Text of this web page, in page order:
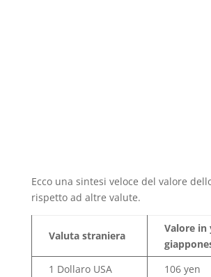
Ecco una sintesi veloce del valore
rispetto ad altre valute.
Valuta straniera
Valore in
1 Dollaro USA
106 yen